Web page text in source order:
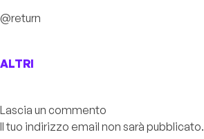
@return
ALTRI
Lascia un commento
Il tuo indirizzo email non sarà pubblicato.